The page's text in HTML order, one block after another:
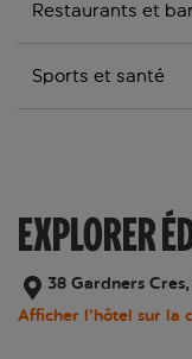
Restaurants et
Sports et santé
EXPLORER
38 Gardners
Afficher l’hôtel sur la